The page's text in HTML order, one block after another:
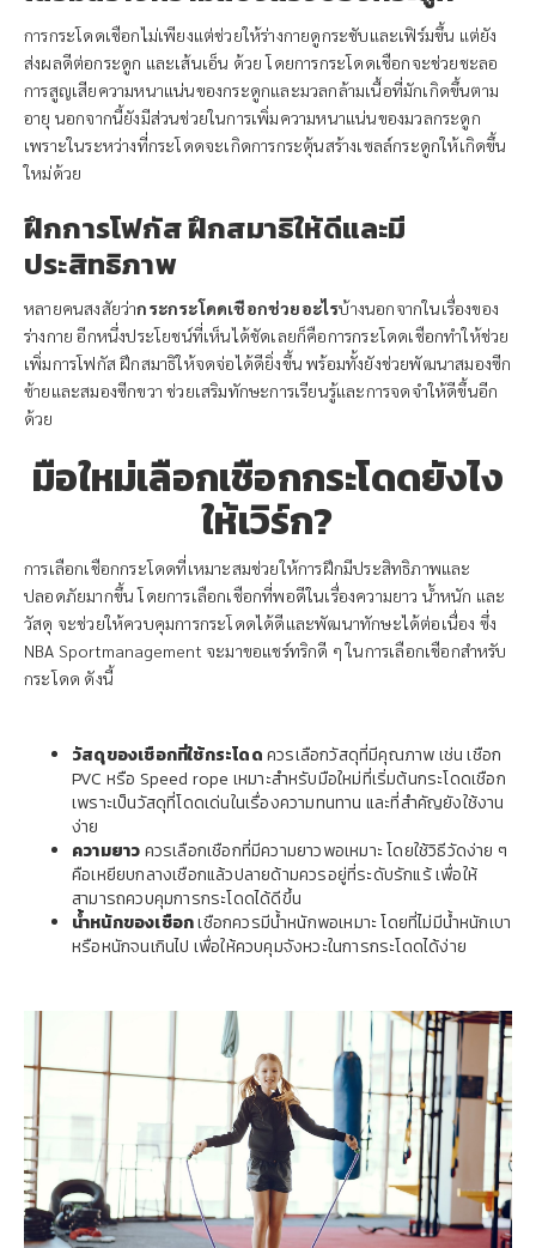
การกระโดดเชือกไม่เพียงแต่ช่วยให้ร่างกายดูกระชับและเฟิร์มขึ้น แต่ยัง
ส่งผลดีต่อกระดูก และเส้นเอ็น ด้วย โดยการกระโดดเชือกจะช่วยชะลอ
การสูญเสียความหนาแน่นของกระดูกและมวลกล้ามเนื้อที่มักเกิดขึ้นตาม
อายุ นอกจากนี้ยังมีส่วนช่วยในการเพิ่มความหนาแน่นของมวลกระดูก
เพราะในระหว่างที่กระโดดจะเกิดการกระตุ้นสร้างเซลล์กระดูกให้เกิดขึ้น
ใหม่ด้วย
ฝึกการโฟกัส ฝึกสมาธิให้ดีและมี
ประสิทธิภาพ
หลายคนสงสัยว่ากระกระโดดเชือกช่วยอะไรบ้างนอกจากในเรื่องของ
ร่างกาย อีกหนึ่งประโยชน์ที่เห็นได้ชัดเลยก็คือการกระโดดเชือกทำให้ช่วย
เพิ่มการโฟกัส ฝึกสมาธิให้จดจ่อได้ดียิ่งขึ้น พร้อมทั้งยังช่วยพัฒนาสมองซีก
ซ้ายและสมองซีกขวา ช่วยเสริมทักษะการเรียนรู้และการจดจำให้ดีขึ้นอีก
ด้วย
มือใหม่เลือกเชือกกระโดดยังไง
ให้เวิร์ก?
การเลือกเชือกกระโดดที่เหมาะสมช่วยให้การฝึกมีประสิทธิภาพและ
ปลอดภัยมากขึ้น โดยการเลือกเชือกที่พอดีในเรื่องความยาว น้ำหนัก และ
วัสดุ จะช่วยให้ควบคุมการกระโดดได้ดีและพัฒนาทักษะได้ต่อเนื่อง ซึ่ง
NBA Sportmanagement จะมาขอแชร์ทริกดี ๆ ในการเลือกเชือกสำหรับ
กระโดด ดังนี้
วัสดุของเชือกที่ใช้กระโดดควรเลือกวัสดุที่มีคุณภาพ เช่น เชือก
PVC หรือ Speed rope เหมาะสำหรับมือใหม่ที่เริ่มต้นกระโดดเชือก
เพราะเป็นวัสดุที่โดดเด่นในเรื่องความทนทาน และที่สำคัญยังใช้งาน
ง่าย
ความยาวควรเลือกเชือกที่มีความยาวพอเหมาะ โดยใช้วิธีวัดง่าย ๆ
คือเหยียบกลางเชือกแล้วปลายด้ามควรอยู่ที่ระดับรักแร้ เพื่อให้
สามารถควบคุมการกระโดดได้ดีขึ้น
น้ำหนักของเชือกเชือกควรมีน้ำหนักพอเหมาะ โดยที่ไม่มีน้ำหนักเบา
หรือหนักจนเกินไป เพื่อให้ควบคุมจังหวะในการกระโดดได้ง่าย